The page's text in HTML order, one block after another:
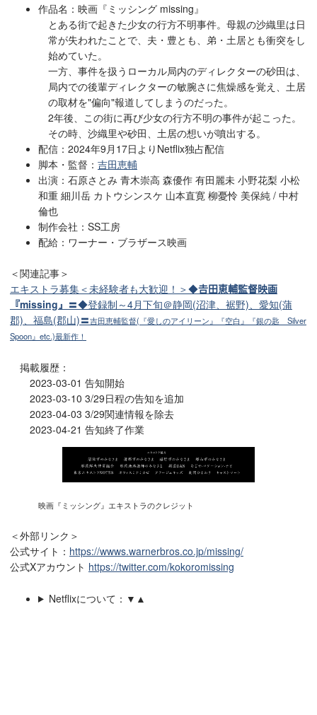
作品名：映画『ミッシング missing』
とある街で起きた少女の行方不明事件。母親の沙織里は日
常が失われたことで、夫・豊とも、弟・土居とも衝突をし
始めていた。
一方、事件を扱うローカル局内のディレクターの砂田は、
局内での後輩ディレクターの敏腕さに焦燥感を覚え、土居
の取材を"偏向"報道してしまうのだった。
2年後、この街に再び少女の行方不明の事件が起こった。
その時、沙織里や砂田、土居の想いが噴出する。
配信：2024年9月17日よりNetflix独占配信
脚本・監督： 吉田恵輔
出演：石原さとみ 青木崇高 森優作 有田麗未 小野花梨 小松
和重 細川岳 カトウシンスケ 山本直寛 柳憂怜 美保純 / 中村
倫也
制作会社：SS工房
配給：ワーナー・ブラザース映画
＜関連記事＞
エキストラ募集＜未経験者も大歓迎！＞◆𠮷田恵輔監督映画
『missing』 〓◆登録制～4月下旬＠静岡(沼津、裾野)、愛知(蒲
郡)、福島(郡山)〓吉田恵輔監督(『愛しのアイリーン』『空白』『銀の匙 Silver
Spoon』etc.)最新作！
掲載履歴：
2023-03-01 告知開始
2023-03-10 3/29日程の告知を追加
2023-04-03 3/29関連情報を除去
2023-04-21 告知終了作業
映画『ミッシング』エキストラのクレジット
＜外部リンク＞
公式サイト： https://wwws.warnerbros.co.jp/missing/
公式Xアカウント https://twitter.com/kokoromissing
Netflixについて：▼▲